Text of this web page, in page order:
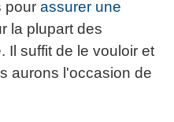
pour assurer une
la plupart des
Il suffit de le vouloir et
aurons l'occasion de